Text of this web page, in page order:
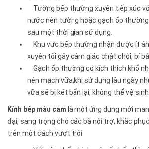
Tường bếp thường xuyên tiếp xúc
nước nên tường hoặc gạch ốp thường
sau một thời gian sử dụng.
Khu vực bếp thường nhận được ít
xuyên tối gây cảm giác chật chội, bí
Gạch ốp thường có kích thích khổ
nên mạch vữa,khi sử dụng lâu ngày
vữa sẽ bị két bẩn lại, không thể vệ
Kính bếp màu cam là một ứng dụng mới
đại, sang trọng cho các bà nội trợ, khắc
trên một cách vượt trội